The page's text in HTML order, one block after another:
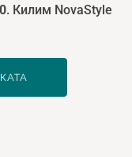
. Килим NovaStyle